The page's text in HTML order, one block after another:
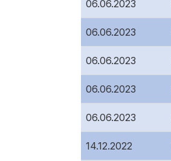
06.06.2023
06.06.2023
06.06.2023
06.06.2023
06.06.2023
14.12.2022